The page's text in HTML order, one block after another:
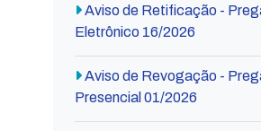
Aviso de Retificação -
Eletrônico 16/2026
Aviso de Revogação -
Presencial 01/2026